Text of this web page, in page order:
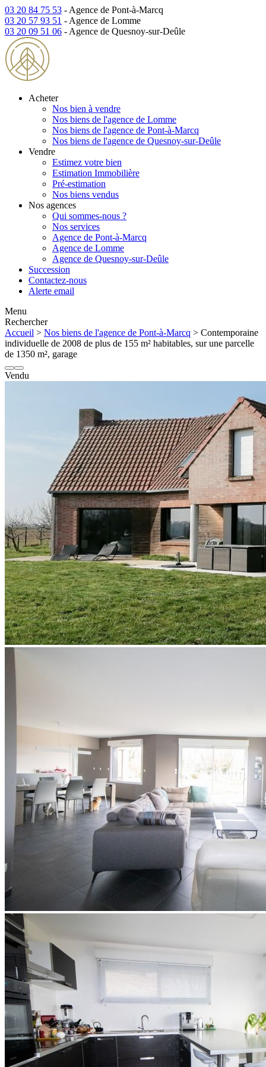
03 20 84 75 53 - Agence de Pont-à-Marcq
03 20 57 93 51 - Agence de Lomme
03 20 09 51 06 - Agence de Quesnoy-sur-Deûle
Acheter
Nos bien à vendre
Nos biens de l'agence de Lomme
Nos biens de l'agence de Pont-à-Marcq
Nos biens de l'agence de Quesnoy-sur-Deûle
Vendre
Estimez votre bien
Estimation Immobilière
Pré-estimation
Nos biens vendus
Nos agences
Qui sommes-nous ?
Nos services
Agence de Pont-à-Marcq
Agence de Lomme
Agence de Quesnoy-sur-Deûle
Succession
Contactez-nous
Alerte email
Menu
Rechercher
Accueil > Nos biens de l'agence de Pont-à-Marcq > Contemporaine
individuelle de 2008 de plus de 155 m² habitables, sur une parcelle
de 1350 m², garage
Vendu